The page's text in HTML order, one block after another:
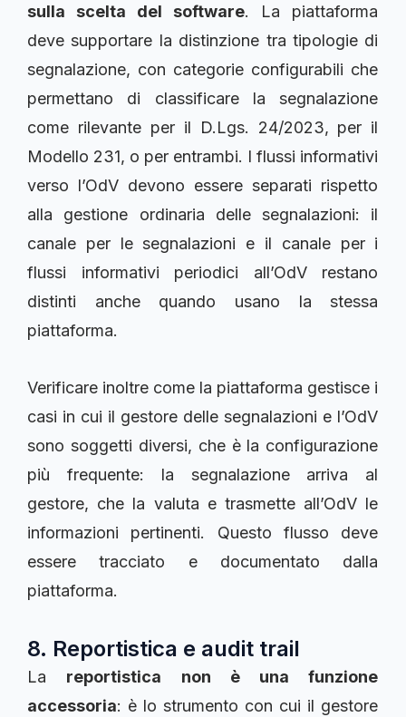
sulla scelta del software. La piattaforma
deve supportare la distinzione tra tipologie di
segnalazione, con categorie configurabili che
permettano di classificare la segnalazione
come rilevante per il D.Lgs. 24/2023, per il
Modello 231, o per entrambi. I flussi informativi
verso l’OdV devono essere separati rispetto
alla gestione ordinaria delle segnalazioni: il
canale per le segnalazioni e il canale per i
flussi informativi periodici all’OdV restano
distinti anche quando usano la stessa
piattaforma.
Verificare inoltre come la piattaforma gestisce i
casi in cui il gestore delle segnalazioni e l’OdV
sono soggetti diversi, che è la configurazione
più frequente: la segnalazione arriva al
gestore, che la valuta e trasmette all’OdV le
informazioni pertinenti. Questo flusso deve
essere tracciato e documentato dalla
piattaforma.
8. Reportistica e audit trail
La reportistica non è una funzione
accessoria: è lo strumento con cui il gestore